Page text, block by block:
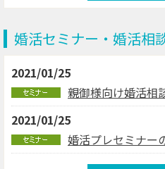
婚活セミナー・婚活相
2021/01/25
親御様向け婚活相
2021/01/25
婚活プレセミナー